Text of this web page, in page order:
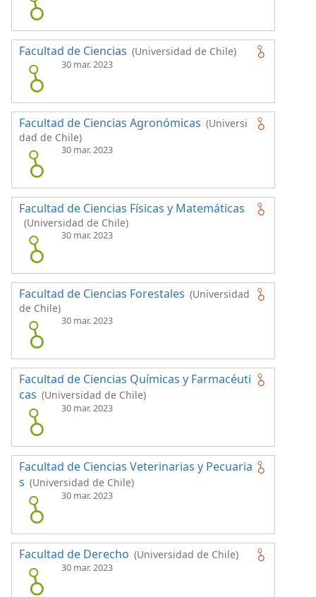
Facultad de Ciencias (Universidad de Chile)
30 mar. 2023
Facultad de Ciencias Agronómicas (Universi
dad de Chile)
30 mar. 2023
Facultad de Ciencias Físicas y Matemáticas
(Universidad de Chile)
30 mar. 2023
Facultad de Ciencias Forestales (Universidad
de Chile)
30 mar. 2023
Facultad de Ciencias Químicas y Farmacéuti
cas (Universidad de Chile)
30 mar. 2023
Facultad de Ciencias Veterinarias y Pecuaria
s (Universidad de Chile)
30 mar. 2023
Facultad de Derecho (Universidad de Chile)
30 mar. 2023